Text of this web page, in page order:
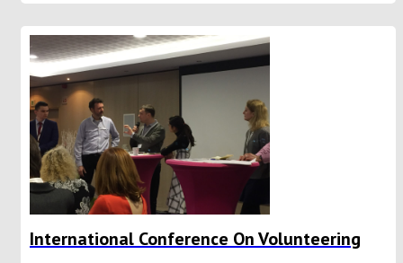
International Conference On Volunteering